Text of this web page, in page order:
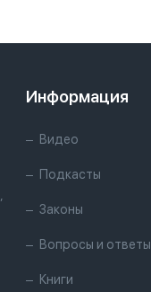
Информация
Видео
Подкасты
Законы
Вопросы и ответы
Книги